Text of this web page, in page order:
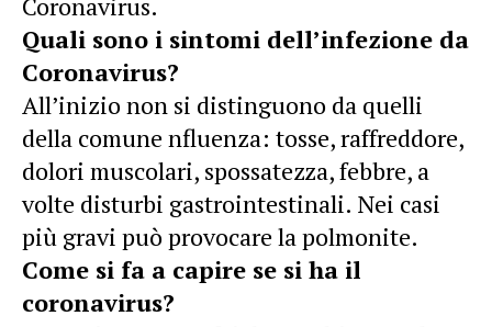
Quali sono i sintomi dell’infezione da
Coronavirus?
All’inizio non si distinguono da quelli
della comune nfluenza: tosse, raffreddore,
dolori muscolari, spossatezza, febbre, a
volte disturbi gastrointestinali. Nei casi
più gravi può provocare la polmonite.
Come si fa a capire se si ha il
coronavirus?